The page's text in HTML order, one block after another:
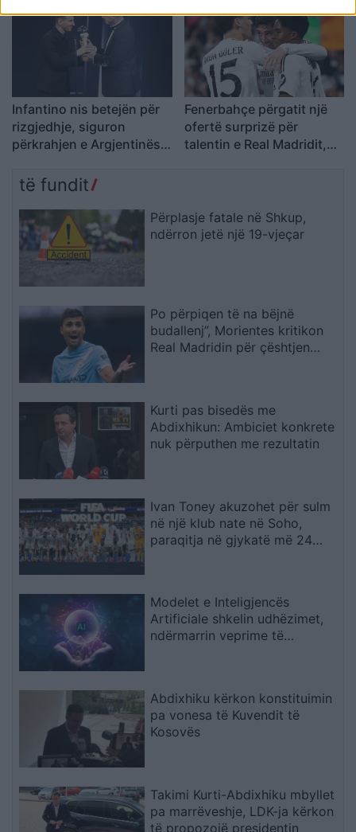
Infantino nis betejën për
rizgjedhje, siguron
përkrahjen e Argjentinës,
Fenerbahçe përgatit një
ofertë surprizë për
talentin e Real Madridit,
të fundit
Përplasje fatale në Shkup,
ndërron jetë një 19-vjeçar
Po përpiqen të na bëjnë
budallenj”, Morientes kritikon
Real Madridin për çështjen
Kurti pas bisedës me
Abdixhikun: Ambiciet konkrete
nuk përputhen me rezultatin
Ivan Toney akuzohet për sulm
në një klub nate në Soho,
paraqitja në gjykatë më 24
Modelet e Inteligjencës
Artificiale shkelin udhëzimet,
ndërmarrin veprime të
Abdixhiku kërkon konstituimin
pa vonesa të Kuvendit të
Kosovës
Takimi Kurti-Abdixhiku mbyllet
pa marrëveshje, LDK-ja kërkon
të propozojë presidentin